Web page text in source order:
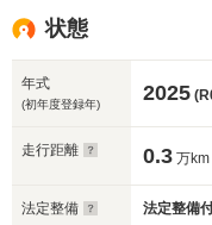
状態
年式
(初年度登録年) 2025
走行距離 0.3 万km
法定整備 法定整備